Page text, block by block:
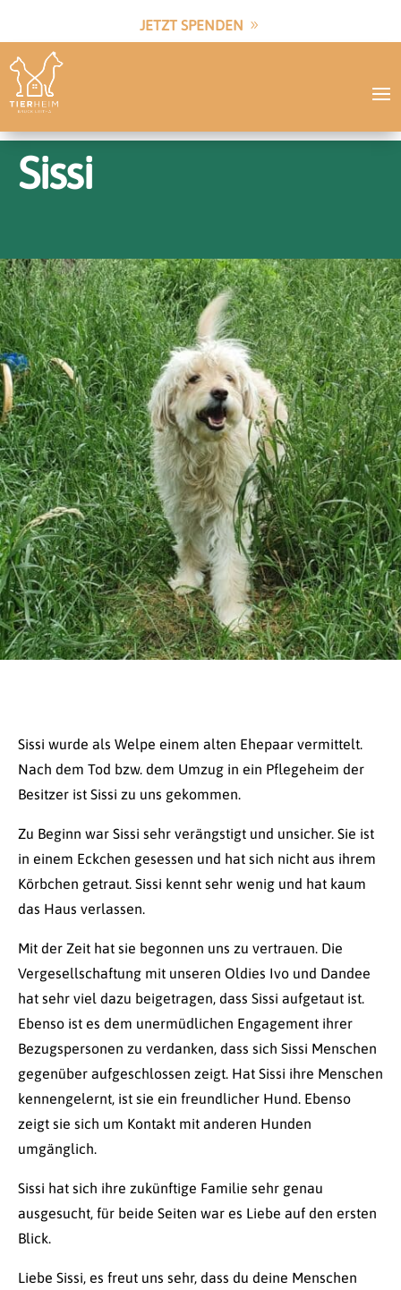
JETZT SPENDEN
Sissi
Sissi wurde als Welpe einem alten Ehepaar vermittelt.
Nach dem Tod bzw. dem Umzug in ein Pflegeheim der
Besitzer ist Sissi zu uns gekommen.
Zu Beginn war Sissi sehr verängstigt und unsicher. Sie ist
in einem Eckchen gesessen und hat sich nicht aus ihrem
Körbchen getraut. Sissi kennt sehr wenig und hat kaum
das Haus verlassen.
Mit der Zeit hat sie begonnen uns zu vertrauen. Die
Vergesellschaftung mit unseren Oldies Ivo und Dandee
hat sehr viel dazu beigetragen, dass Sissi aufgetaut ist.
Ebenso ist es dem unermüdlichen Engagement ihrer
Bezugspersonen zu verdanken, dass sich Sissi Menschen
gegenüber aufgeschlossen zeigt. Hat Sissi ihre Menschen
kennengelernt, ist sie ein freundlicher Hund. Ebenso
zeigt sie sich um Kontakt mit anderen Hunden
umgänglich.
Sissi hat sich ihre zukünftige Familie sehr genau
ausgesucht, für beide Seiten war es Liebe auf den ersten
Blick.
Liebe Sissi, es freut uns sehr, dass du deine Menschen